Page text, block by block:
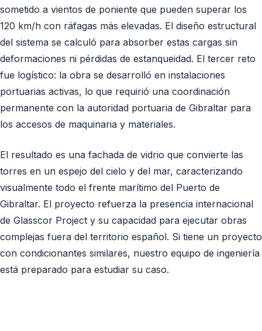
sometido a vientos de poniente que pueden superar los
120 km/h con ráfagas más elevadas. El diseño estructural
del sistema se calculó para absorber estas cargas sin
deformaciones ni pérdidas de estanqueidad. El tercer reto
fue logístico: la obra se desarrolló en instalaciones
portuarias activas, lo que requirió una coordinación
permanente con la autoridad portuaria de Gibraltar para
los accesos de maquinaria y materiales.
El resultado es una fachada de vidrio que convierte las
torres en un espejo del cielo y del mar, caracterizando
visualmente todo el frente marítimo del Puerto de
Gibraltar. El proyecto refuerza la presencia internacional
de Glasscor Project y su capacidad para ejecutar obras
complejas fuera del territorio español. Si tiene un proyecto
con condicionantes similares, nuestro equipo de ingeniería
está preparado para estudiar su caso.